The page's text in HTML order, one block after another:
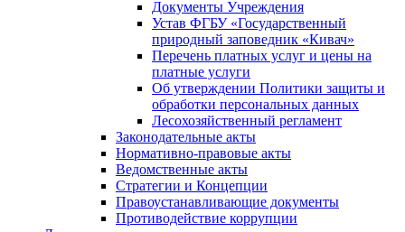
Документы Учреждения
Устав ФГБУ «Государственный
природный заповедник «Кивач»
Перечень платных услуг и цены на
платные услуги
Об утверждении Политики защиты и
обработки персональных данных
Лесохозяйственный регламент
Законодательные акты
Нормативно-правовые акты
Ведомственные акты
Стратегии и Концепции
Правоустанавливающие документы
Противодействие коррупции